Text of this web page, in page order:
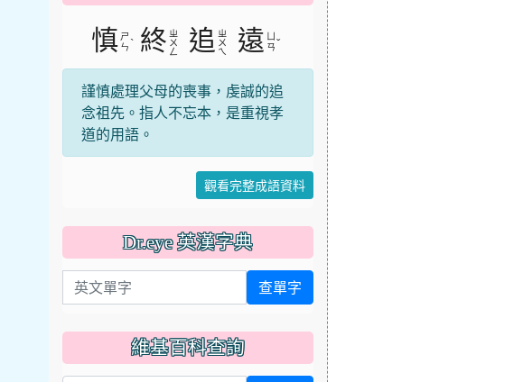
慎 ㄕ
ㄣ ˋ 終 ㄓ
ㄨ
ㄥ
追 ㄓ
ㄨ
ㄟ
遠 ㄢˇ
謹慎處理父母的喪事，虔誠的追
念祖先。指人不忘本，是重視孝
道的用語。
觀看完整成語資料
Dr.eye 英漢字典
英文單字 查單字
維基百科查詢